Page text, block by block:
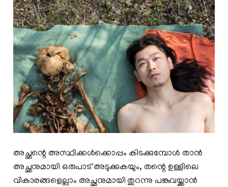
അച്ഛന്റെ അസ്ഥിക്കൾക്കൊപ്പം കിടക്കുമ്പോൾ താൻ
അച്ഛനുമായി ഒരുപാട് അടുക്കുകയും, തന്റെ ഉള്ളിലെ
വികാരങ്ങളെല്ലാം അച്ഛനുമായി തുറന്നു പങ്കുവയ്ക്കാൻ